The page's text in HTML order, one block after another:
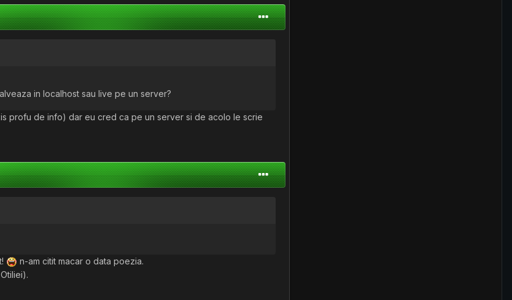
in localhost sau live pe un server?
profu de info) dar eu cred ca pe un server si de acolo le scrie
n-am citit macar o data poezia.